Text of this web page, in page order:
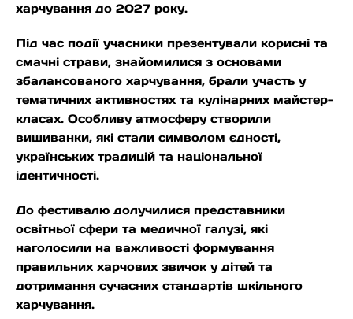
харчування до 2027 року.
Під час події учасники презентували корисні та
смачні страви, знайомилися з основами
збалансованого харчування, брали участь у
тематичних активностях та кулінарних майстер-
класах. Особливу атмосферу створили
вишиванки, які стали символом єдності,
українських традицій та національної
ідентичності.
До фестивалю долучилися представники
освітньої сфери та медичної галузі, які
наголосили на важливості формування
правильних харчових звичок у дітей та
дотримання сучасних стандартів шкільного
харчування.